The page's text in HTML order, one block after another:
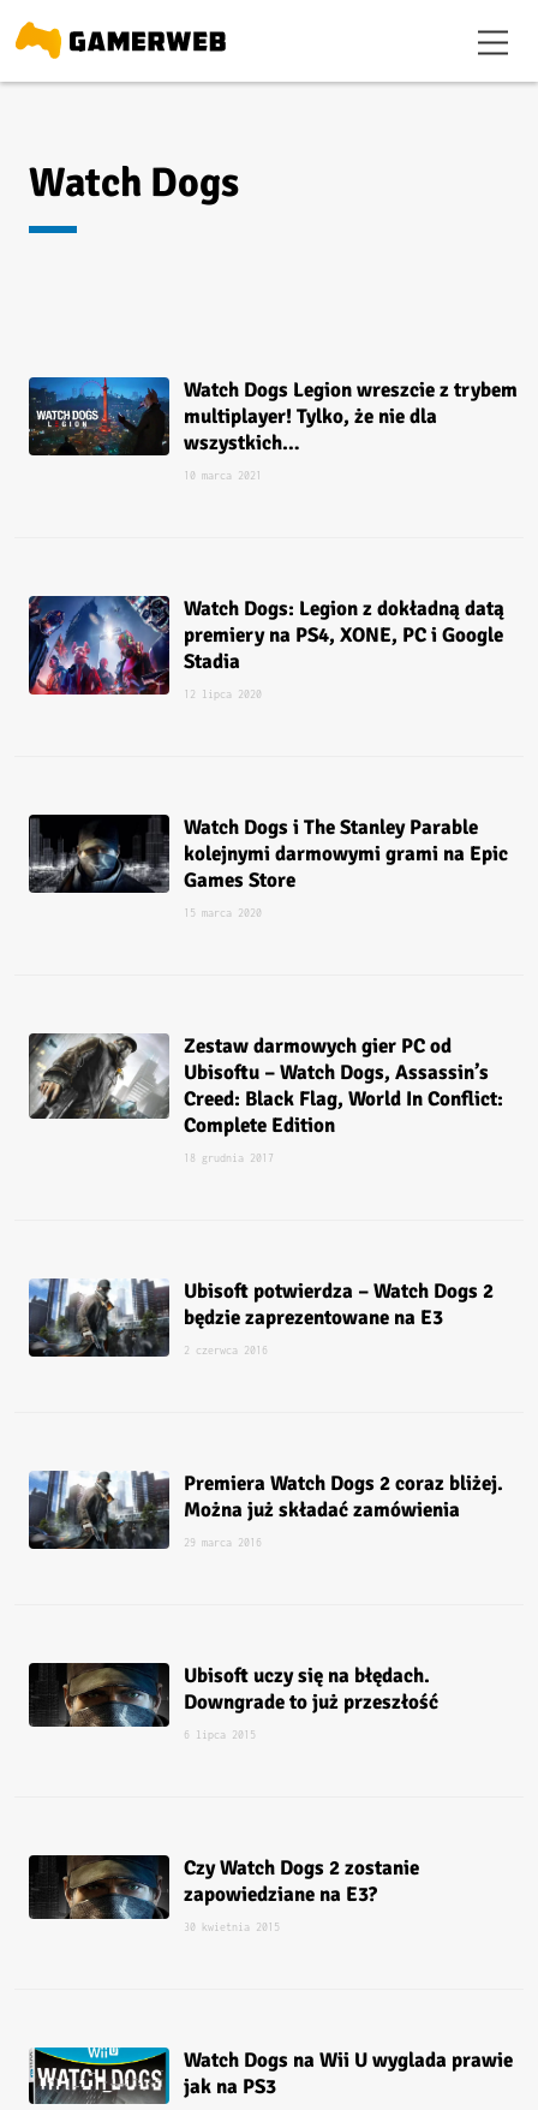
Watch Dogs
Watch Dogs Legion wreszcie z trybem
multiplayer! Tylko, że nie dla
wszystkich…
10 marca 2021
Watch Dogs: Legion z dokładną datą
premiery na PS4, XONE, PC i Google
Stadia
12 lipca 2020
Watch Dogs i The Stanley Parable
kolejnymi darmowymi grami na Epic
Games Store
15 marca 2020
Zestaw darmowych gier PC od
Ubisoftu – Watch Dogs, Assassin’s
Creed: Black Flag, World In Conflict:
Complete Edition
18 grudnia 2017
Ubisoft potwierdza – Watch Dogs 2
będzie zaprezentowane na E3
2 czerwca 2016
Premiera Watch Dogs 2 coraz bliżej.
Można już składać zamówienia
29 marca 2016
Ubisoft uczy się na błędach.
Downgrade to już przeszłość
6 lipca 2015
Czy Watch Dogs 2 zostanie
zapowiedziane na E3?
30 kwietnia 2015
Watch Dogs na Wii U wyglada prawie
jak na PS3